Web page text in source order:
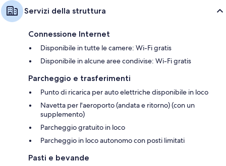
Servizi della struttura
Connessione Internet
Disponibile in tutte le camere: Wi-Fi gratis
Disponibile in alcune aree condivise: Wi-Fi gratis
Parcheggio e trasferimenti
Punto di ricarica per auto elettriche disponibile in loco
Navetta per l'aeroporto (andata e ritorno) (con un
supplemento)
Parcheggio gratuito in loco
Parcheggio in loco autonomo con posti limitati
Pasti e bevande